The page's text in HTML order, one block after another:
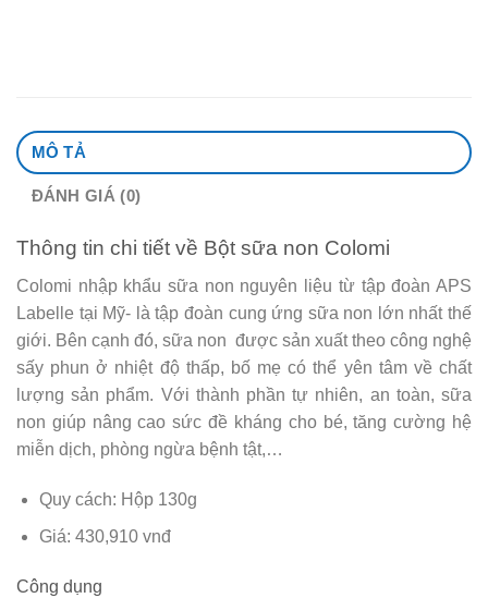
MÔ TẢ
ĐÁNH GIÁ (0)
Thông tin chi tiết về Bột sữa non Colomi
Colomi nhập khẩu sữa non nguyên liệu từ tập đoàn APS
Labelle tại Mỹ- là tập đoàn cung ứng sữa non lớn nhất thế
giới. Bên cạnh đó, sữa non được sản xuất theo công nghệ
sấy phun ở nhiệt độ thấp, bố mẹ có thể yên tâm về chất
lượng sản phẩm. Với thành phần tự nhiên, an toàn, sữa
non giúp nâng cao sức đề kháng cho bé, tăng cường hệ
miễn dịch, phòng ngừa bệnh tật,…
Quy cách: Hộp 130g
Giá: 430,910 vnđ
Công dụng